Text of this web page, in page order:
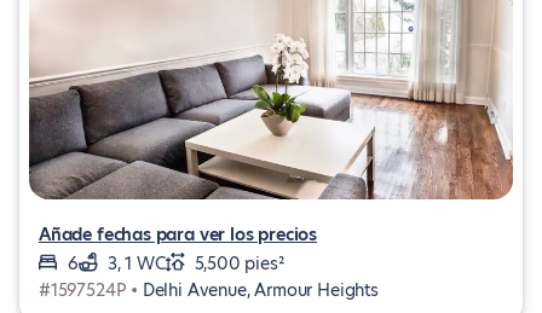
Añade fechas para ver los precios
6
3, 1 WC
5,500 pies²
#1597524P • Delhi Avenue, Armour Heights